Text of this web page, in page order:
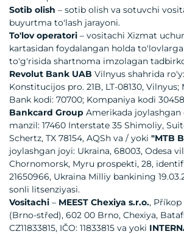
Sotib olish – sotib olish va sotuvchi
buyurtma to'lash jarayoni.
To'lov operatori – vositachi Xizmat
kartasidan foydalangan holda
to'g'risida shartnoma imzolagan
Revolut Bank UAB Vilnyus shahrida
Konstitucijos pro. 21B, LT-08130,
Bank kodi: 70700; Kompaniya kodi
Bankcard Group Amerikada
manzil: 17460 Interstate 35 Shimoliy,
Schertz, TX 78154, AQSh va / yoki "MTB
joylashgan joyi: Ukraina, 68003, Odesa
Chornomorsk, Myru prospekti, 28,
21650966, Ukraina Milliy bankining
sonli litsenziyasi.
Vositachi – MEEST Chexiya s.r.o., Příkop
(Brno-střed), 602 00 Brno, Chexiya,
CZ11833815, IČO: 11833815 va yoki